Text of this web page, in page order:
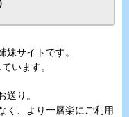
サイトです。
います。
り。
く、より一層楽にご利用